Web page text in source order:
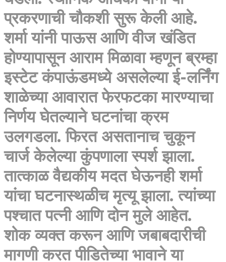
प्रकरणाची चौकशी सुरू केली आहे.
शर्मा यांनी पाऊस आणि वीज खंडित
होण्यापासून आराम मिळावा म्हणून ब्रम्हा
इस्टेट कंपाऊंडमध्ये असलेल्या ई-लर्निंग
शाळेच्या आवारात फेरफटका मारण्याचा
निर्णय घेतल्याने घटनांचा क्रम
उलगडला. फिरत असतानाच चुकून
चार्ज केलेल्या कुंपणाला स्पर्श झाला.
तात्काळ वैद्यकीय मदत घेऊनही शर्मा
यांचा घटनास्थळीच मृत्यू झाला. त्यांच्या
पश्चात पत्नी आणि दोन मुले आहेत.
शोक व्यक्त करून आणि जबाबदारीची
मागणी करत पीडितेच्या भावाने या